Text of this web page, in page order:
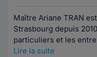
Maître Ariane TRAN
Strasbourg depuis
particuliers et les
Lire la suite